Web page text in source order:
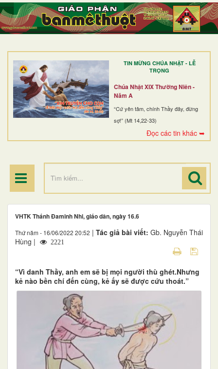
TIN MỪNG CHÚA NHẬT - LỄ
TRỌNG
Chúa Nhật XIX Thường Niên -
Năm A
“Cứ yên tâm, chính Thầy đây, đừng
sợ!” (Mt 14,22-33)
Đọc các tin khác ➥
TRANG NHẤT
GIỚI THIỆU
DÒNG TU
BAN MỤC VỤ
ĐOÀN THỂ CG
ĐIỂM HÀNH HƯƠNG
VHTK Thánh Ðaminh Nhi, giáo dân, ngày 16.6
Thứ năm - 16/06/2022 20:52 | Tác giả bài viết: Gb. Nguyễn Thái
Hùng |
2221
“Vì danh Thầy, anh em sẽ bị mọi người thù ghét.Nhưng
kẻ nào bền chí đến cùng, kẻ ấy sẽ được cứu thoát.”